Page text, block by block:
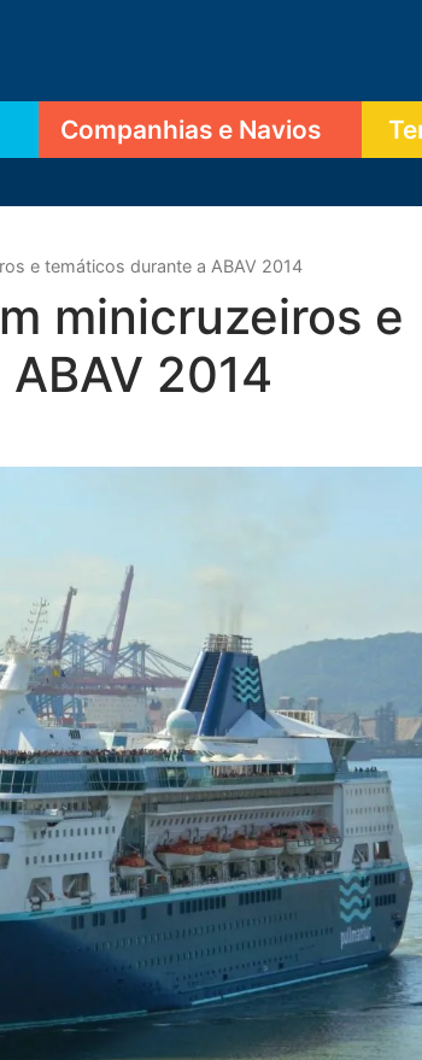
Companhias e Navios
e temáticos durante a ABAV 2014
minicruzeiros e
2014